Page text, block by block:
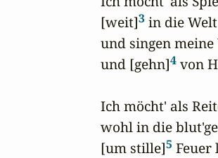
[weit]3 in die
und singen meine
und [gehn]4 von
Ich möcht' als
wohl in die
[um stille]5 Feuer